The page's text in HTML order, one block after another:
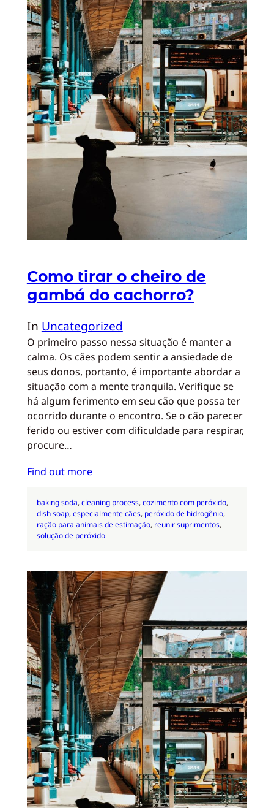
Como tirar o cheiro de
gambá do cachorro?
In Uncategorized
O primeiro passo nessa situação é manter a
calma. Os cães podem sentir a ansiedade de
seus donos, portanto, é importante abordar a
situação com a mente tranquila. Verifique se
há algum ferimento em seu cão que possa ter
ocorrido durante o encontro. Se o cão parecer
ferido ou estiver com dificuldade para respirar,
procure…
Find out more
baking soda, cleaning process, cozimento com peróxido
dish soap, especialmente cães, peróxido de hidrogênio
ração para animais de estimação, reunir suprimentos
solução de peróxido